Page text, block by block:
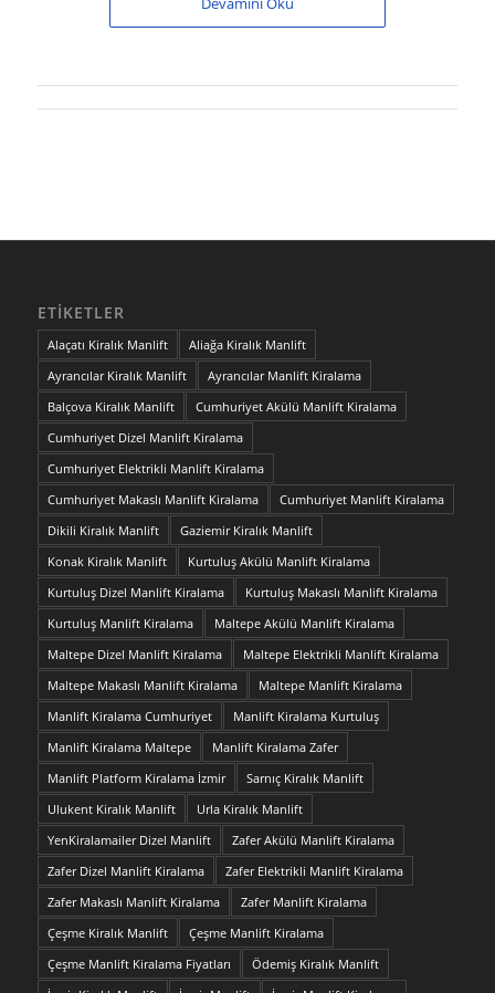
ETIKETLER
Alaçatı Kiralık Manlift
Aliağa Kiralık Manlift
Ayrancılar Kiralık Manlift
Ayrancılar Manlift Kiralama
Balçova Kiralık Manlift
Cumhuriyet Akülü Manlift Kiralama
Cumhuriyet Dizel Manlift Kiralama
Cumhuriyet Elektrikli Manlift Kiralama
Cumhuriyet Makaslı Manlift Kiralama
Cumhuriyet Manlift Kiralama
Dikili Kiralık Manlift
Gaziemir Kiralık Manlift
Konak Kiralık Manlift
Kurtuluş Akülü Manlift Kiralama
Kurtuluş Dizel Manlift Kiralama
Kurtuluş Makaslı Manlift Kiralama
Kurtuluş Manlift Kiralama
Maltepe Akülü Manlift Kiralama
Maltepe Dizel Manlift Kiralama
Maltepe Elektrikli Manlift Kiralama
Maltepe Makaslı Manlift Kiralama
Maltepe Manlift Kiralama
Manlift Kiralama Cumhuriyet
Manlift Kiralama Kurtuluş
Manlift Kiralama Maltepe
Manlift Kiralama Zafer
Manlift Platform Kiralama İzmir
Sarnıç Kiralık Manlift
Ulukent Kiralık Manlift
Urla Kiralık Manlift
YenKiralamailer Dizel Manlift
Zafer Akülü Manlift Kiralama
Zafer Dizel Manlift Kiralama
Zafer Elektrikli Manlift Kiralama
Zafer Makaslı Manlift Kiralama
Zafer Manlift Kiralama
Çeşme Kiralık Manlift
Çeşme Manlift Kiralama
Çeşme Manlift Kiralama Fiyatları
Ödemiş Kiralık Manlift